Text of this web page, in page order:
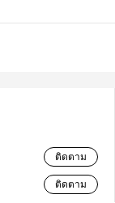
ติดตาม
ติดตาม